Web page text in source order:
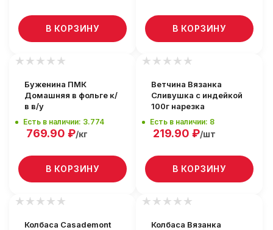
В КОРЗИНУ В КОРЗИНУ
Буженина ПМК
Домашняя в фольге к/
в в/у
Есть в наличии: 3.774
769.90 ₽/кг
В КОРЗИНУ
Ветчина Вязанка
Сливушка с индейкой
100г нарезка
Есть в наличии: 8
219.90 ₽/шт
В КОРЗИНУ
Колбаса Casademont
Колбаса Вязанка